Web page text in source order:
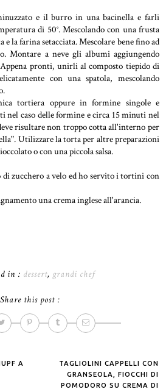
e il burro in una bacinella e farli
di 50°. Mescolando con una frusta
la farina setacciata. Mescolare bene fino ad
Montare a neve gli albumi aggiungendo
pronti, unirli al composto tiepido di
con una spatola, mescolando
tortiera oppure in formine singole e
nel caso delle formine e circa 15 minuti nel
risultare non troppo cotta all'interno per
Utilizzare la torta per altre preparazioni
o con una piccola salsa.
di zucchero a velo ed ho servito i tortini con
una crema inglese all'arancia.
in : dessert, grandi chef
Share this post :
A
TAGLIOLINI CAPPELLI CON
GRANSEOLA, FIOCCHI DI
POMODORO SU CREMA DI